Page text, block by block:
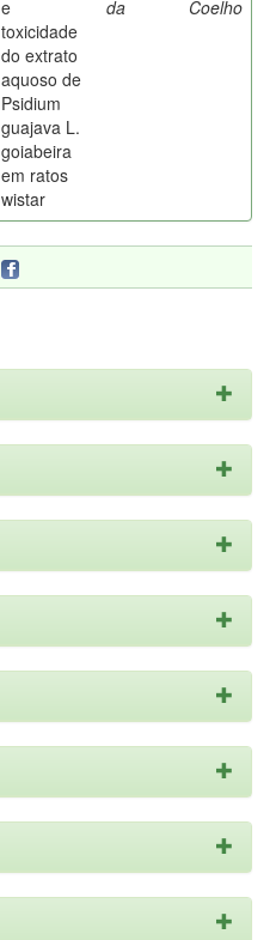
e
toxicidade
do extrato
aquoso de
Psidium
guajava L.
goiabeira
em ratos
wistar
da Coelho